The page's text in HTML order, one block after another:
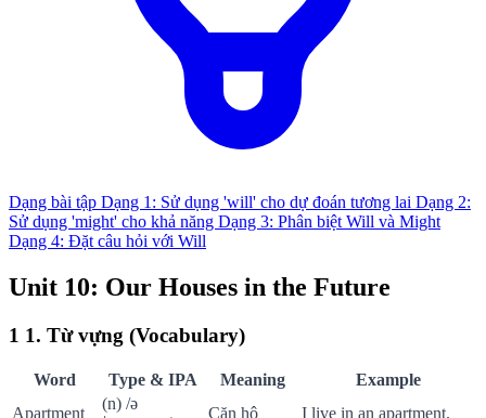
Dạng bài tập Dạng 1: Sử dụng 'will' cho dự đoán tương lai Dạng 2:
Sử dụng 'might' cho khả năng Dạng 3: Phân biệt Will và Might
Dạng 4: Đặt câu hỏi với Will
Unit 10: Our Houses in the Future
1 1. Từ vựng (Vocabulary)
Word Type & IPA Meaning
Example
Apartment
(n) /ə
Căn hộ I live in an apartment.